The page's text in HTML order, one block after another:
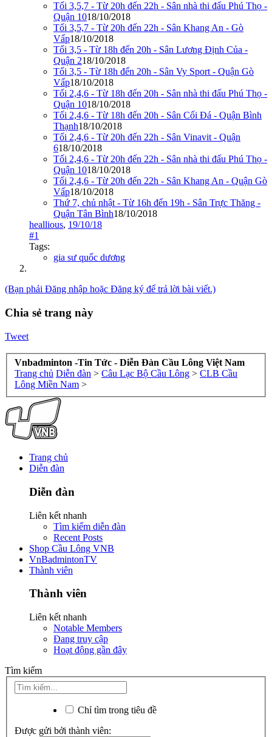
Tối 3,5,7 - Từ 20h đến 22h - Sân nhà thi đấu Phú Thọ -
Quận 1018/10/2018
Tối 3,5,7 - Từ 20h đến 22h - Sân Khang An - Gò
Vấp18/10/2018
Tối 3,5 - Từ 18h đến 20h - Sân Lương Định Của -
Quận 218/10/2018
Tối 3,5 - Từ 18h đến 20h - Sân Vy Sport - Quận Gò
Vấp18/10/2018
Tối 2,4,6 - Từ 18h đến 20h - Sân nhà thi đấu Phú Thọ -
Quận 1018/10/2018
Tối 2,4,6 - Từ 18h đến 20h - Sân Cối Đá - Quận Bình
Thạnh18/10/2018
Tối 2,4,6 - Từ 20h đến 22h - Sân Vinavit - Quận
618/10/2018
Tối 2,4,6 - Từ 20h đến 22h - Sân nhà thi đấu Phú Thọ -
Quận 1018/10/2018
Tối 2,4,6 - Từ 20h đến 22h - Sân Khang An - Quận Gò
Vấp18/10/2018
Thứ 7, chủ nhật - Từ 16h đến 19h - Sân Trực Thăng -
Quận Tân Bình18/10/2018
heallious, 19/10/18
#1
Tags:
gia sư quốc dương
(Bạn phải Đăng nhập hoặc Đăng ký để trả lời bài viết.)
Chia sẻ trang này
Tweet
Vnbadminton -Tin Tức - Diễn Đàn Cầu Lông Việt Nam
Trang chủ Diễn đàn > Câu Lạc Bộ Cầu Lông > CLB Cầu
Lông Miền Nam >
Trang chủ
Diễn đàn
Diễn đàn
Liên kết nhanh
Tìm kiếm diễn đàn
Recent Posts
Shop Cầu Lông VNB
VnBadmintonTV
Thành viên
Thành viên
Liên kết nhanh
Notable Members
Đang truy cập
Hoạt động gần đây
Tìm kiếm
Chỉ tìm trong tiêu đề
Được gửi bởi thành viên: